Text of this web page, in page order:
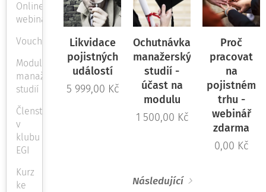
Online
webinář
Voucher
Modul
manažerských
studií
Členství
v
klubu
EGI
Kurz
ke
Likvidace
pojistných
událostí
5 999,00 Kč
Ochutnávka
manažerských
studií -
účast na
modulu
1 500,00 Kč
Proč
pracovat
na
pojistném
trhu -
webinář
zdarma
0,00 Kč
Následující